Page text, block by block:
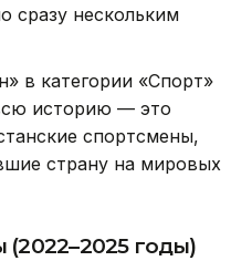
сразу нескольким
в категории «Спорт»
историю — это
спортсмены,
страну на мировых
годы)